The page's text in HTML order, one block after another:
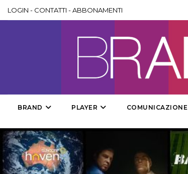
LOGIN - CONTATTI -ABBONAMENTI
BRAND PLAYER COMUNICAZIONE